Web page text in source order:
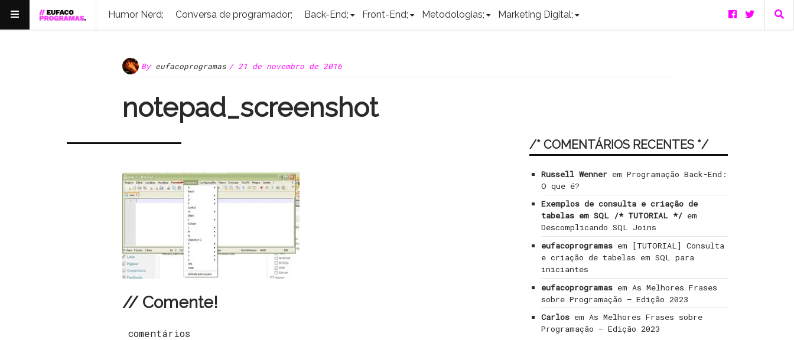
Humor Nerd; Conversa de programador; Back-End; Front-End; Metodologias; Marketing Digital;
By eufacoprogramas / 21 de novembro de 2016
notepad_screenshot
// Comente!
comentários
/* COMENTÁRIOS RECENTES */
Russell Wenner em Programação Back-End:
O que é?
Exemplos de consulta e criação de
tabelas em SQL /* TUTORIAL */ em
Descomplicando SQL Joins
eufacoprogramas em
[TUTORIAL] Consulta
e criação de tabelas em SQL para
iniciantes
eufacoprogramas em As Melhores Frases
sobre Programação – Edição 2023
Carlos em As Melhores Frases sobre
Programação – Edição 2023